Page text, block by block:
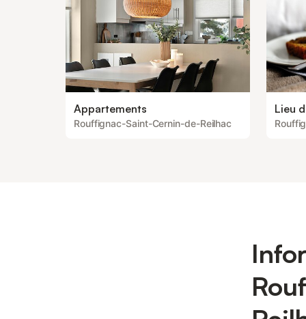
Appartements
Rouffignac-Saint-Cernin-de-Reilhac
Lieu